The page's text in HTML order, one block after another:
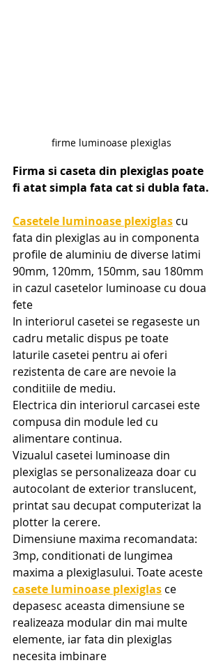
firme luminoase plexiglas
Firma si caseta din plexiglas poate
fi atat simpla fata cat si dubla fata.
Casetele luminoase plexiglas cu
fata din plexiglas au in componenta
profile de aluminiu de diverse latimi
90mm, 120mm, 150mm, sau 180mm
in cazul casetelor luminoase cu doua
fete
In interiorul casetei se regaseste un
cadru metalic dispus pe toate
laturile casetei pentru ai oferi
rezistenta de care are nevoie la
conditiile de mediu.
Electrica din interiorul carcasei este
compusa din module led cu
alimentare continua.
Vizualul casetei luminoase din
plexiglas se personalizeaza doar cu
autocolant de exterior translucent,
printat sau decupat computerizat la
plotter la cerere.
Dimensiune maxima recomandata:
3mp, conditionati de lungimea
maxima a plexiglasului. Toate aceste
casete luminoase plexiglas ce
depasesc aceasta dimensiune se
realizeaza modular din mai multe
elemente, iar fata din plexiglas
necesita imbinare